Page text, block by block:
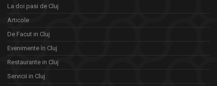
La doi pasi de Cluj
Articole
De Facut in Cluj
Evenimente în Cluj
Restaurante in Cluj
Servicii in Cluj